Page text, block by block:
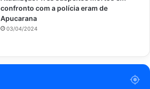
confronto com a polícia eram de
Apucarana
03/04/2024